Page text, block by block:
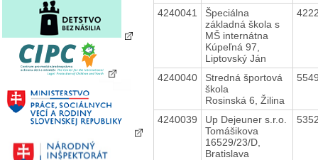
4240041
Špeciálna
základná škola s
MŠ internátna
Kúpeľná 97,
Liptovský Ján
4240040
Stredná športová
škola
Rosinská 6, Žilina
4240039
Up Dejeuner s.r.o.
Tomášikova
16529/23/D,
Bratislava